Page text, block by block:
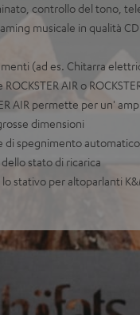
controllo del tono,
musicale in qualità
(ad es. Chitarra
AIR o
AIR permette per un'
dimensioni
di spegnimento
stato di ricarica
stativo per altoparlanti